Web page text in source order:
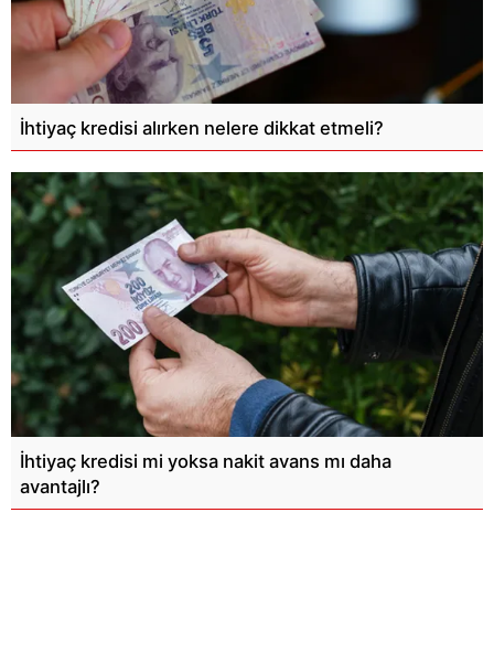
İhtiyaç kredisi alırken nelere dikkat etmeli?
İhtiyaç kredisi mi yoksa nakit avans mı daha
avantajlı?